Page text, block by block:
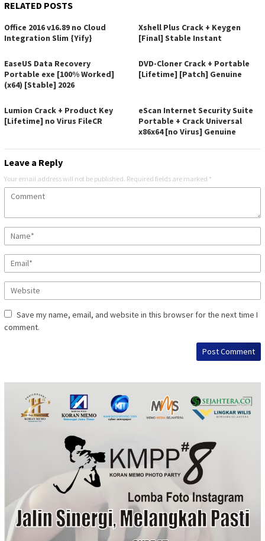
RELATED POSTS
Office 2016 v16.89 no Cloud
Integration Slim {Yify}
Xshell Plus Crack + Keygen
[Final] Stable Instant
EaseUS Data Recovery
Portable exe [100% Worked]
(x64) [Stable] 2026
DVD-Cloner Crack + Portable
[Lifetime] [Patch] Genuine
Lumion Crack + Product Key
[Lifetime] no Virus FileCR
eScan Internet Security Suite
Portable + Crack Universal
x86x64 [no Virus] Genuine
Leave a Reply
Your email address will not be published. Required fields are marked *
Save my name, email, and website in this browser for the next time I
comment.